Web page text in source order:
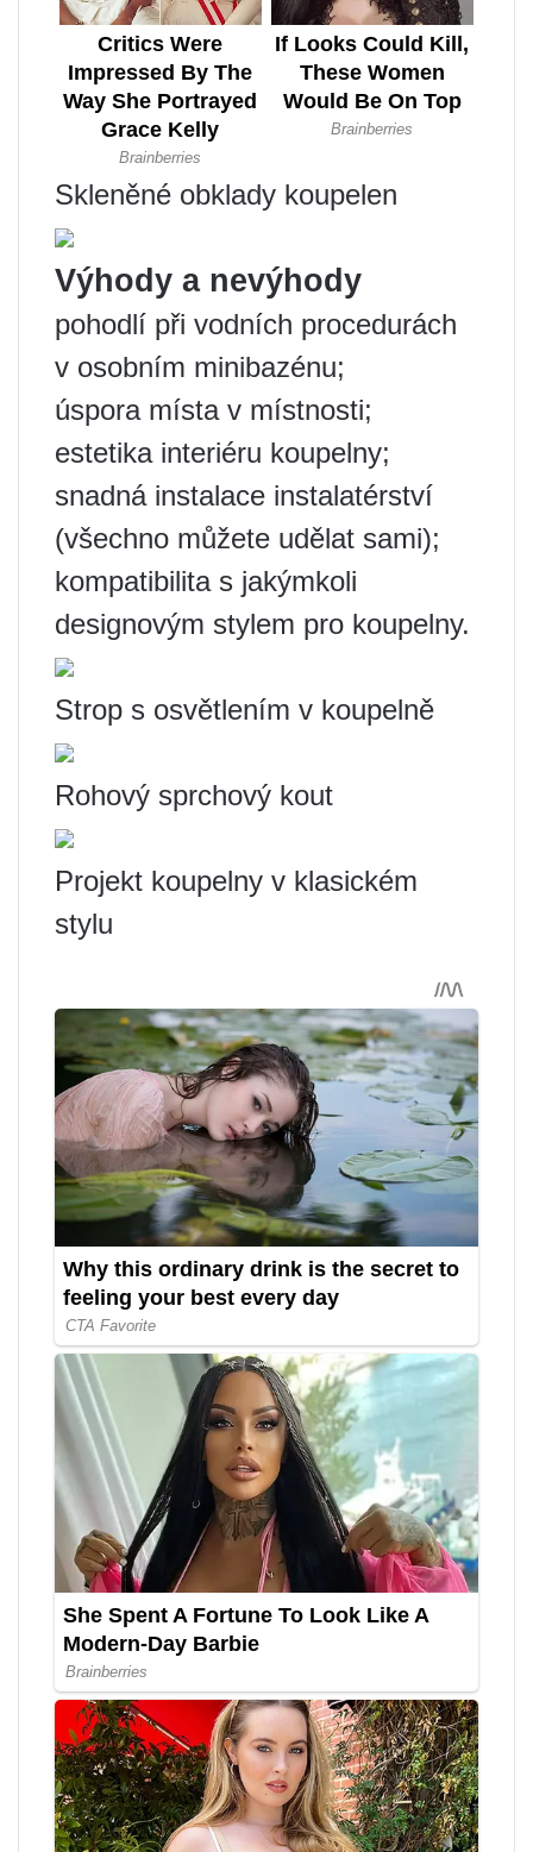
Skleněné obklady koupelen
Výhody a nevýhody
pohodlí při vodních procedurách
v osobním minibazénu;
úspora místa v místnosti;
estetika interiéru koupelny;
snadná instalace instalatérství
(všechno můžete udělat sami);
kompatibilita s jakýmkoli
designovým stylem pro koupelny.
Strop s osvětlením v koupelně
Rohový sprchový kout
Projekt koupelny v klasickém
stylu